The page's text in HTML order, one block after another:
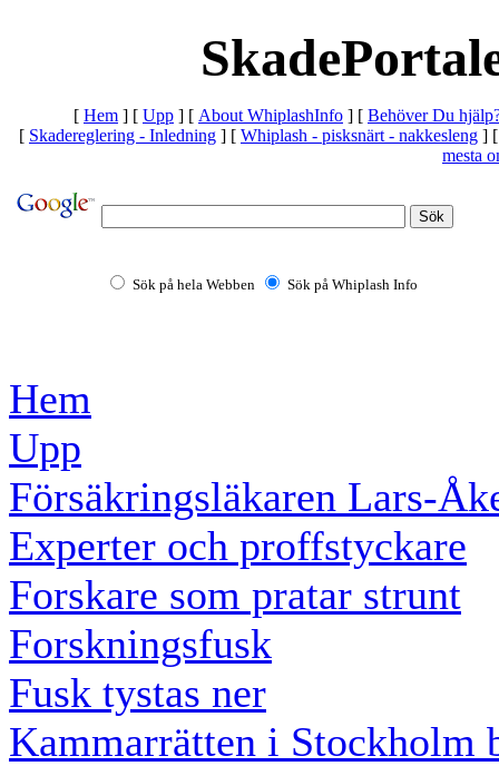
[ Hem ] [ Upp ] [ About WhiplashInfo ] [ Behöver Du
[ Skadereglering - Inledning ] [ Whiplash - pisksnärt - nakkesleng ]
mesta
Sök på hela Webben Sök på Whiplash Info
Hem
Upp
Försäkringsläkaren Lars-
Experter och proffstyckare
Forskare som pratar strunt
Forskningsfusk
Fusk tystas ner
Kammarrätten i Stockholm